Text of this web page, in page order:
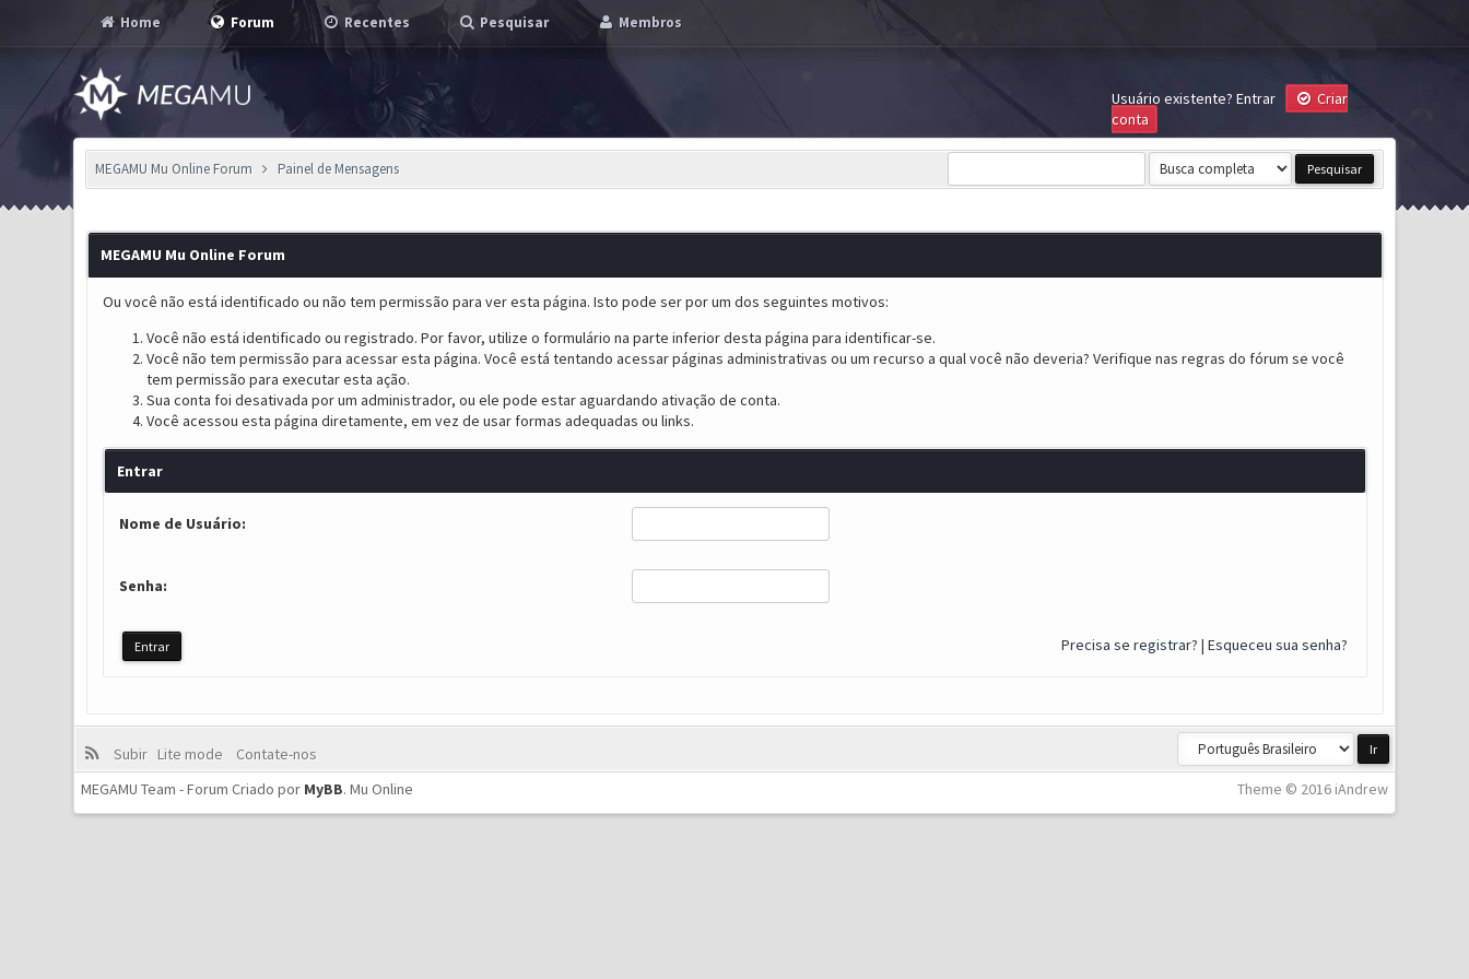
Home Forum Recentes Pesquisar Membros
Usuário existente? Entrar
Criar
conta
MEGAMU Mu Online Forum Painel de Mensagens
MEGAMU Mu Online Forum
Ou você não está identificado ou não tem permissão para ver esta página. Isto pode ser por um dos seguintes motivos:
Você não está identificado ou registrado. Por favor, utilize o formulário na parte inferior desta página para identificar-se.
Você não tem permissão para acessar esta página. Você está tentando acessar páginas administrativas ou um recurso a qual você não deveria? Verifique nas regras do fórum se você
tem permissão para executar esta ação.
Sua conta foi desativada por um administrador, ou ele pode estar aguardando ativação de conta.
Você acessou esta página diretamente, em vez de usar formas adequadas ou links.
Entrar
Nome de Usuário:
Senha:
Precisa se registrar? | Esqueceu sua senha?
Subir Lite mode
Contate-nos
Theme © 2016 iAndrew
MEGAMU Team - Forum Criado por MyBB.Mu Online